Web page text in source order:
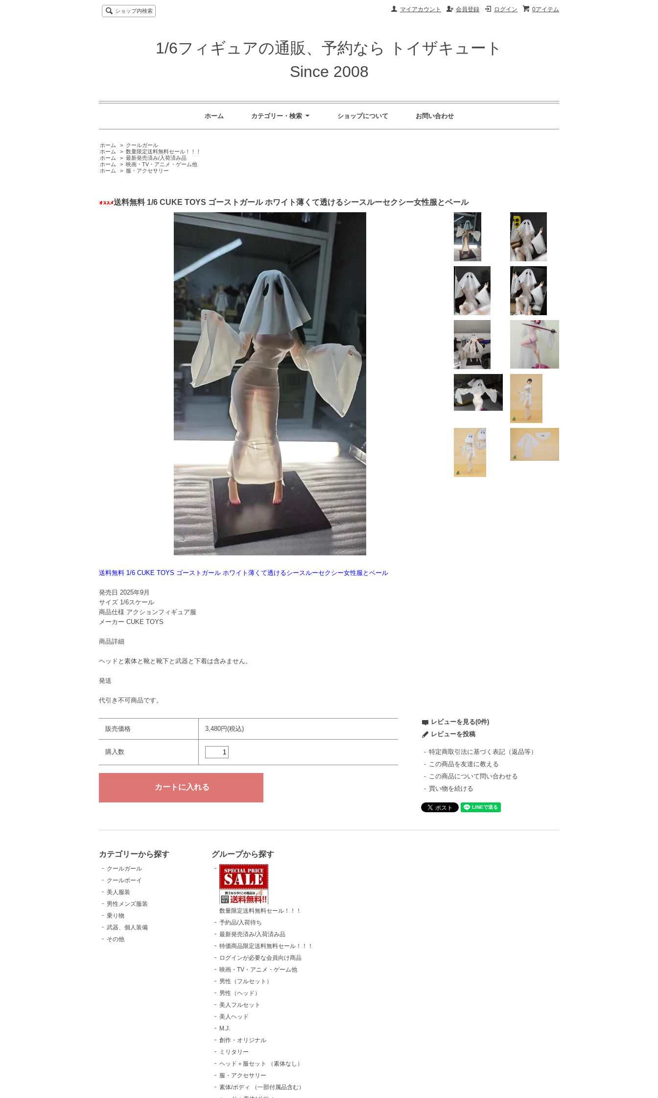
0アイテム
ログイン
会員登録
マイアカウント
ショップ内検索
1/6フィギュアの通販、予約なら トイザキュート
Since 2008
ホーム カテゴリー・検索 ショップについて お問い合わせ
ホーム > クールガール
ホーム
> 数量限定送料無料セール！！！
ホーム
> 最新発売済み/入荷済み品
ホーム
> 映画・TV・アニメ・ゲーム他
ホーム
> 服・アクセサリー
送料無料 1/6 CUKE TOYS ゴーストガール ホワイト薄くて透けるシースルーセクシー女性服とベール
送料無料 1/6 CUKE TOYS ゴーストガール ホワイト薄くて透けるシースルーセクシー女性服とベール
発売日 2025年9月
サイズ 1/6スケール
商品仕様 アクションフィギュア服
メーカー CUKE TOYS
商品詳細
ヘッドと素体と靴と靴下と武器と下着は含みません。
発送
代引き不可商品です。
販売価格 3,480円(税込)
購入数
レビューを見る(0件)
レビューを投稿
特定商取引法に基づく表記（返品等）
この商品を友達に教える
この商品について問い合わせる
買い物を続ける
カテゴリーから探す
クールガール
クールボーイ
美人服装
男性メンズ服装
乗り物
武器、個人装備
その他
グループから探す
数量限定送料無料セール！！！
予約品/入荷待ち
最新発売済み/入荷済み品
特価商品限定送料無料セール！！！
ログインが必要な会員向け商品
映画・TV・アニメ・ゲーム他
男性（フルセット）
男性（ヘッド）
美人フルセット
美人ヘッド
M.J.
創作・オリジナル
ミリタリー
ヘッド＋服セット （素体なし）
服・アクセサリー
素体/ボディ （一部付属品含む）